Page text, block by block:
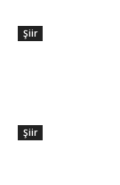
Şiir
Şiir